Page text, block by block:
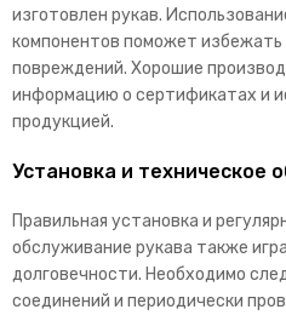
изготовлен рукав.
компонентов поможет
повреждений. Хорошие
информацию о сертификатах и
продукцией.
Установка и техническое
Правильная установка и
обслуживание рукава также
долговечности. Необходимо
соединений и периодически